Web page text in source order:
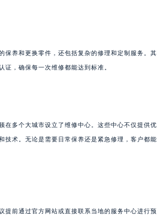
保养和更换零件，还包括复杂的修理和定制服务。其
证，确保每一次维修都能达到标准。
在多个大城市设立了维修中心。这些中心不仅提供优
技术。无论是需要日常保养还是紧急修理，客户都能
提前通过官方网站或直接联系当地的服务中心进行预